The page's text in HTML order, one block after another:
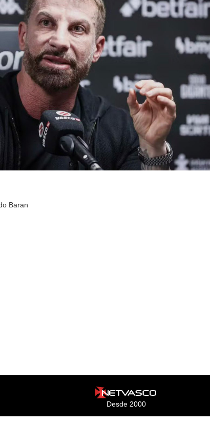
Baran
Desde 2000